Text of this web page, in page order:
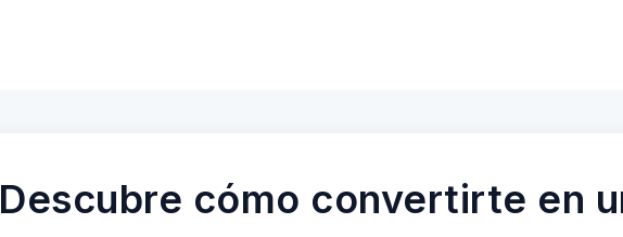
Descubre cómo convertirte en